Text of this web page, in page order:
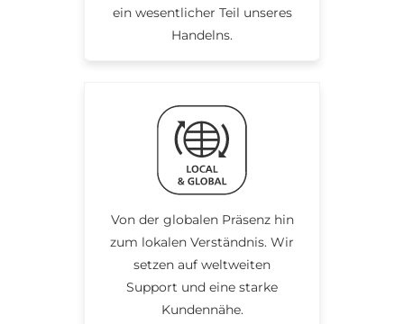
ein wesentlicher Teil unseres
Handelns.
Von der globalen Präsenz hin
zum lokalen Verständnis. Wir
setzen auf weltweiten
Support und eine starke
Kundennähe.